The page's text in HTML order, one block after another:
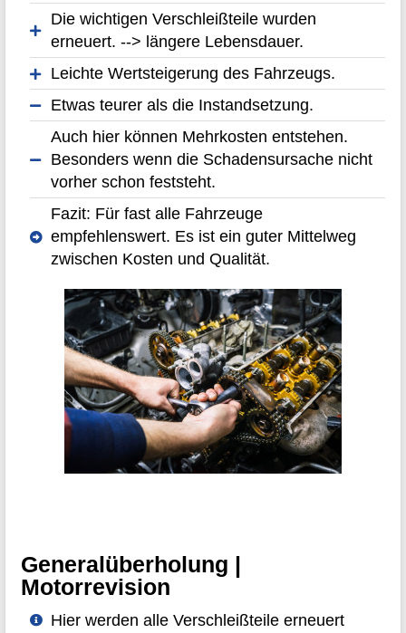
Die wichtigen Verschleißteile wurden
erneuert. --> längere Lebensdauer.
Leichte Wertsteigerung des Fahrzeugs.
Etwas teurer als die Instandsetzung.
Auch hier können Mehrkosten entstehen.
Besonders wenn die Schadensursache nicht
vorher schon feststeht.
Fazit: Für fast alle Fahrzeuge
empfehlenswert. Es ist ein guter Mittelweg
zwischen Kosten und Qualität.
Generalüberholung |
Motorrevision
Hier werden alle Verschleißteile erneuert